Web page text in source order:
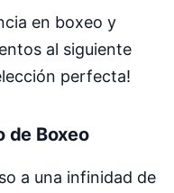
en boxeo y
al siguiente
perfecta!
de Boxeo
a una infinidad de